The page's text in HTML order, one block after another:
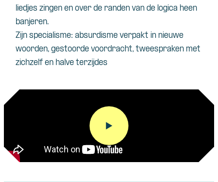
liedjes zingen en over de randen van de logica heen
banjeren.
Zijn specialisme: absurdisme verpakt in nieuwe
woorden, gestoorde voordracht, tweespraken met
zichzelf en halve terzijdes